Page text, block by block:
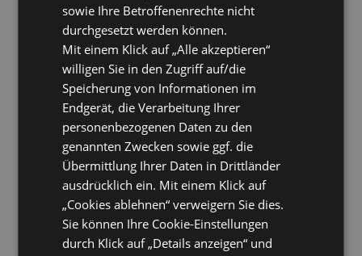
sowie Ihre Betroffenenrechte nicht
durchgesetzt werden können.
Mit einem Klick auf „Alle akzeptieren“
willigen Sie in den Zugriff auf/die
Speicherung von Informationen im
Endgerät, die Verarbeitung Ihrer
personenbezogenen Daten zu den
genannten Zwecken sowie ggf. die
Übermittlung Ihrer Daten in Drittländer
ausdrücklich ein. Mit einem Klick auf
„Cookies ablehnen“ verweigern Sie dies.
Sie können Ihre Cookie-Einstellungen
durch Klick auf „Details anzeigen“ und